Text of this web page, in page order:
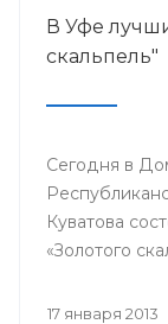
В Уфе
скальпель"
Сегодня в
Куватова
«Золотого
17 января 2013